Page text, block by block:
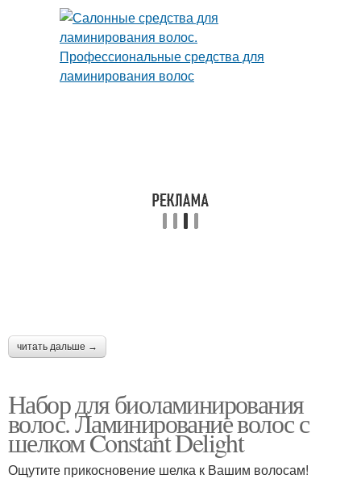
читать дальше →
Набор для биоламинирования
волос. Ламинирование волос с
шелком Constant Delight
Ощутите прикосновение шелка к Вашим волосам!